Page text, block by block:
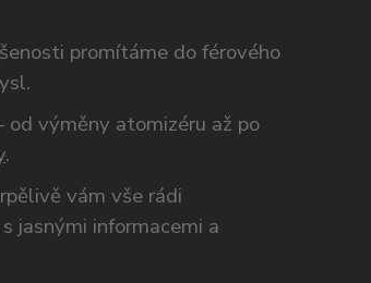
promítáme do férového
od výměny atomizéru až po
.
vám vše rádi
jasnými informacemi a